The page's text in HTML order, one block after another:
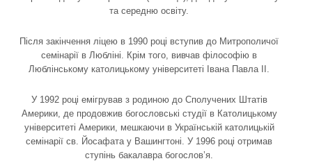
та середню освіту.
Після закінчення ліцею в 1990 році вступив до Митрополичої
семінарії в Любліні. Крім того, вивчав філософію в
Люблінському католицькому університеті Івана Павла ІІ.
У 1992 році емігрував з родиною до Сполучених Штатів
Америки, де продовжив богословські студії в Католицькому
університеті Америки, мешкаючи в Українській католицькій
семінарії св. Йосафата у Вашингтоні. У 1996 році отримав
ступінь бакалавра богослов’я.